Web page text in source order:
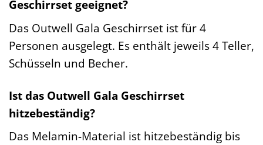
Geschirrset geeignet?
Das Outwell Gala Geschirrset ist für 4
Personen ausgelegt. Es enthält jeweils 4 Teller,
Schüsseln und Becher.
Ist das Outwell Gala Geschirrset
hitzebeständig?
Das Melamin-Material ist hitzebeständig bis